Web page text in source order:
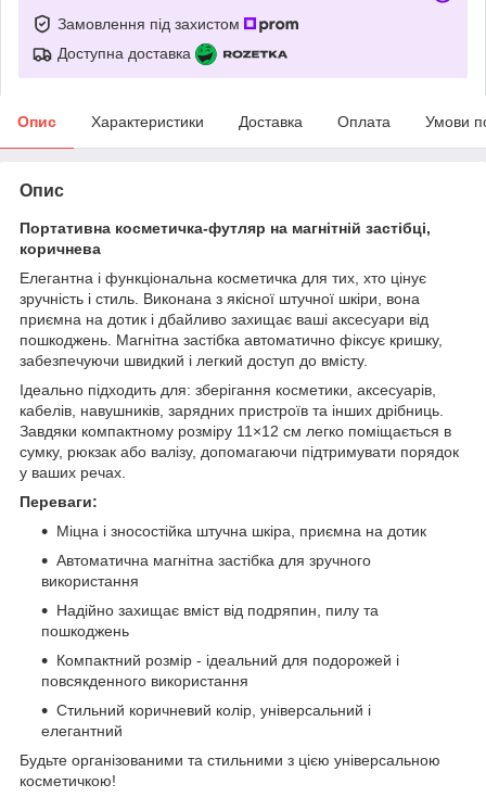
Замовлення під захистом
Доступна доставка
Опис Характеристики Доставка Оплата Умови
Опис
Портативна косметичка-футляр на магнітній застібці,
коричнева
Елегантна і функціональна косметичка для тих, хто цінує
зручність і стиль. Виконана з якісної штучної шкіри, вона
приємна на дотик і дбайливо захищає ваші аксесуари від
пошкоджень. Магнітна застібка автоматично фіксує кришку,
забезпечуючи швидкий і легкий доступ до вмісту.
Ідеально підходить для: зберігання косметики, аксесуарів,
кабелів, навушників, зарядних пристроїв та інших дрібниць.
Завдяки компактному розміру 11×12 см легко поміщається в
сумку, рюкзак або валізу, допомагаючи підтримувати порядок
у ваших речах.
Переваги:
Міцна і зносостійка штучна шкіра, приємна на дотик
Автоматична магнітна застібка для зручного
використання
Надійно захищає вміст від подряпин, пилу та
пошкоджень
Компактний розмір - ідеальний для подорожей і
повсякденного використання
Стильний коричневий колір, універсальний і
елегантний
Будьте організованими та стильними з цією універсальною
косметичкою!